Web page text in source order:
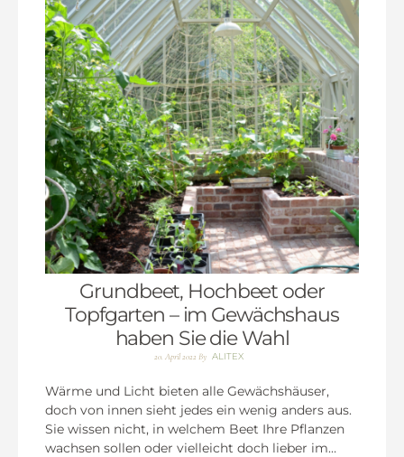
Grundbeet, Hochbeet oder
Topfgarten – im Gewächshaus
haben Sie die Wahl
20. April 2022 By ALITEX
Wärme und Licht bieten alle Gewächshäuser,
doch von innen sieht jedes ein wenig anders aus.
Sie wissen nicht, in welchem Beet Ihre Pflanzen
wachsen sollen oder vielleicht doch lieber im…